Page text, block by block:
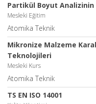
Partikül Boyut Analizinin
Mesleki Eğitim
Atomika Teknik
Mikronize Malzeme
Teknolojileri
Mesleki Kurs
Atomika Teknik
TS EN ISO 14001